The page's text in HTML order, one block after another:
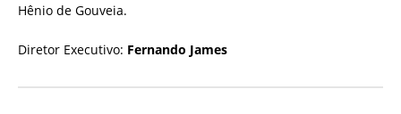
Hênio de Gouveia.
Diretor Executivo: Fernando James